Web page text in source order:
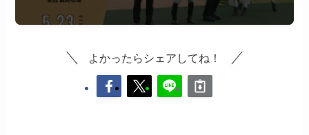
よかったらシェアしてね！